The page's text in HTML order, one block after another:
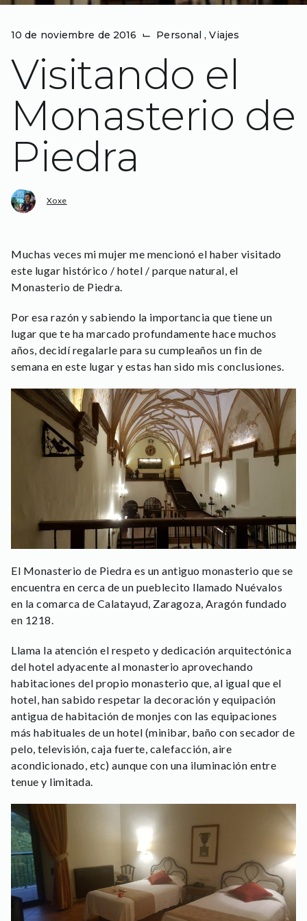
10 de noviembre de 2016 ⌙ Personal,Viajes
Visitando el
Monasterio de
Piedra
Xoxe
Muchas veces mi mujer me mencionó el haber visitado
este lugar histórico / hotel / parque natural, el
Monasterio de Piedra.
Por esa razón y sabiendo la importancia que tiene un
lugar que te ha marcado profundamente hace muchos
años, decidí regalarle para su cumpleaños un fin de
semana en este lugar y estas han sido mis conclusiones.
El Monasterio de Piedra es un antiguo monasterio que se
encuentra en cerca de un pueblecito llamado Nuévalos
en la comarca de Calatayud, Zaragoza, Aragón fundado
en 1218.
Llama la atención el respeto y dedicación arquitectónica
del hotel adyacente al monasterio aprovechando
habitaciones del propio monasterio que, al igual que el
hotel, han sabido respetar la decoración y equipación
antigua de habitación de monjes con las equipaciones
más habituales de un hotel (minibar, baño con secador de
pelo, televisión, caja fuerte, calefacción, aire
acondicionado, etc) aunque con una iluminación entre
tenue y limitada.